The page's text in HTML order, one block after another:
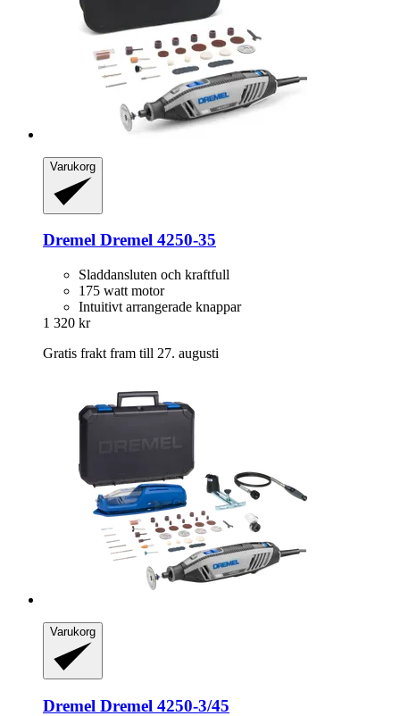
Varukorg
Dremel Dremel 4250-​35
Sladdansluten och kraftfull
175 watt motor
Intuitivt arrangerade knappar
1 320 kr
Gratis frakt fram till 27. augusti
Varukorg
Dremel Dremel 4250-​3/45